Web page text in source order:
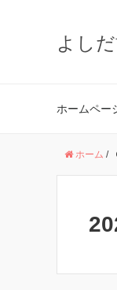
よし
ホームペー
ホーム /